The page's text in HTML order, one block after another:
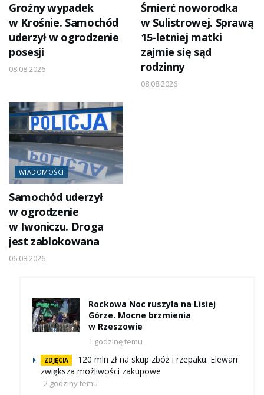
Groźny wypadek
w Krośnie. Samochód
uderzył w ogrodzenie
posesji
08.08.2026
Śmierć noworodka
w Sulistrowej. Sprawą
15-letniej matki
zajmie się sąd
rodzinny
08.08.2026
WIADOMOŚCI
Samochód uderzył
w ogrodzenie
w Iwoniczu. Droga
jest zablokowana
06.08.2026
Rockowa Noc ruszyła na Lisiej
Górze. Mocne brzmienia
w Rzeszowie
1 godzinę temu
ZDJĘCIA
120 mln zł na skup zbóż i rzepaku. Elewarr
zwiększa możliwości zakupowe
2 godziny temu